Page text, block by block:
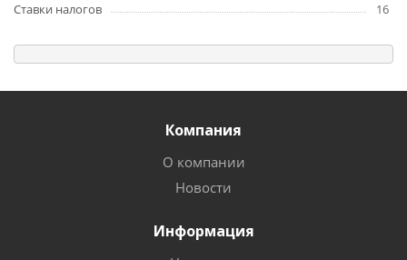
Ставки налогов
16
Компания
О компании
Новости
Информация